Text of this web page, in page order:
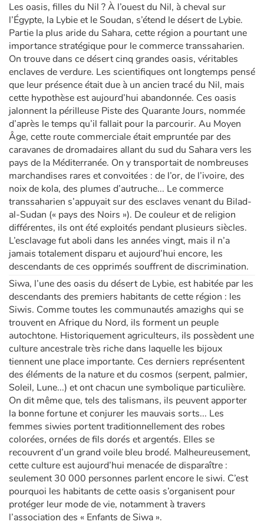
Les oasis, filles du Nil ? À l’ouest du Nil, à cheval sur
l’Égypte, la Lybie et le Soudan, s’étend le désert de Lybie.
Partie la plus aride du Sahara, cette région a pourtant une
importance stratégique pour le commerce transsaharien.
On trouve dans ce désert cinq grandes oasis, véritables
enclaves de verdure. Les scientifiques ont longtemps pensé
que leur présence était due à un ancien tracé du Nil, mais
cette hypothèse est aujourd’hui abandonnée. Ces oasis
jalonnent la périlleuse Piste des Quarante Jours, nommée
d’après le temps qu’il fallait pour la parcourir. Au Moyen
Âge, cette route commerciale était empruntée par des
caravanes de dromadaires allant du sud du Sahara vers les
pays de la Méditerranée. On y transportait de nombreuses
marchandises rares et convoitées : de l’or, de l’ivoire, des
noix de kola, des plumes d’autruche... Le commerce
transsaharien s’appuyait sur des esclaves venant du Bilad-
al-Sudan (« pays des Noirs »). De couleur et de religion
différentes, ils ont été exploités pendant plusieurs siècles.
L’esclavage fut aboli dans les années vingt, mais il n’a
jamais totalement disparu et aujourd’hui encore, les
descendants de ces opprimés souffrent de discrimination.
Siwa, l’une des oasis du désert de Lybie, est habitée par les
descendants des premiers habitants de cette région : les
Siwis. Comme toutes les communautés amazighs qui se
trouvent en Afrique du Nord, ils forment un peuple
autochtone. Historiquement agriculteurs, ils possèdent une
culture ancestrale très riche dans laquelle les bijoux
tiennent une place importante. Ces derniers représentent
des éléments de la nature et du cosmos (serpent, palmier,
Soleil, Lune...) et ont chacun une symbolique particulière.
On dit même que, tels des talismans, ils peuvent apporter
la bonne fortune et conjurer les mauvais sorts... Les
femmes siwies portent traditionnellement des robes
colorées, ornées de fils dorés et argentés. Elles se
recouvrent d’un grand voile bleu brodé. Malheureusement,
cette culture est aujourd’hui menacée de disparaître :
seulement 30 000 personnes parlent encore le siwi. C’est
pourquoi les habitants de cette oasis s’organisent pour
protéger leur mode de vie, notamment à travers
l’association des « Enfants de Siwa ».